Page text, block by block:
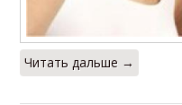
Читать дальше →